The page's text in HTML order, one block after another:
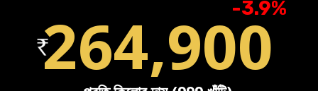
-3.9%
264,900